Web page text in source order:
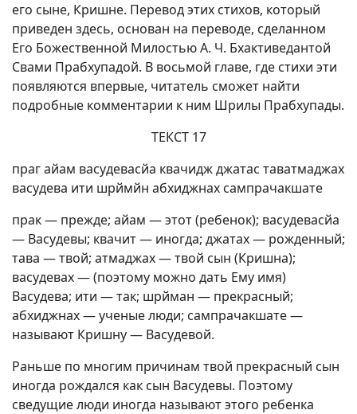
его сыне, Кришне. Перевод этих стихов, который
приведен здесь, основан на переводе, сделанном
Его Божественной Милостью А. Ч. Бхактиведантой
Свами Прабхупадой. В восьмой главе, где стихи эти
появляются впервые, читатель сможет найти
подробные комментарии к ним Шрилы Прабхупады.
ТЕКСТ 17
праг айам васудевасйа квачидж джатас таватмаджах
васудева ити шрймйн абхиджнах сампрачакшате
прак — прежде; айам — этот (ребенок); васудевасйа
— Васудевы; квачит — иногда; джатах — рожденный;
тава — твой; атмаджах — твой сын (Кришна);
васудевах — (поэтому можно дать Ему имя)
Васудева; ити — так; шрйман — прекрасный;
абхиджнах — ученые люди; сампрачакшате —
называют Кришну — Васудевой.
Раньше по многим причинам твой прекрасный сын
иногда рождался как сын Васудевы. Поэтому
сведущие люди иногда называют этого ребенка